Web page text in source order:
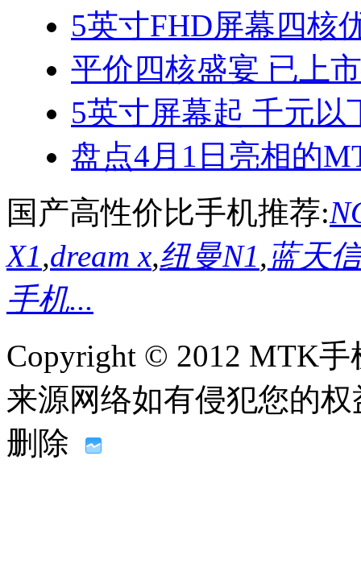
5英寸FHD屏幕四核
平价四核盛宴 已上
5英寸屏幕起 千元以
盘点4月1日亮相的
国产高性价比手机推荐:
X1,dream x,纽曼N1,蓝天
手机...
Copyright © 2012 MTK
来源网络如有侵犯您的
删除